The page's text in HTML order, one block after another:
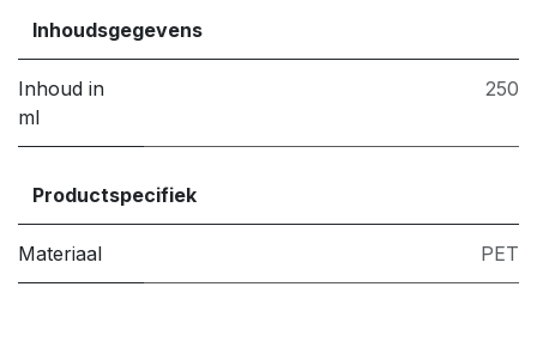
Inhoudsgegevens
Inhoud in
ml
250
Productspecifiek
Materiaal PET